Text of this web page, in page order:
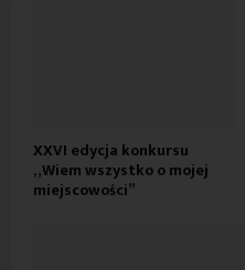
XXVI edycja konkursu
„Wiem wszystko o mojej
miejscowości”